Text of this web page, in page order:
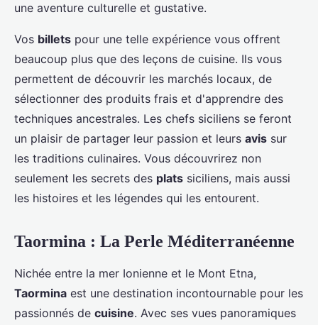
une aventure culturelle et gustative.
Vos billets pour une telle expérience vous offrent
beaucoup plus que des leçons de cuisine. Ils vous
permettent de découvrir les marchés locaux, de
sélectionner des produits frais et d'apprendre des
techniques ancestrales. Les chefs siciliens se feront
un plaisir de partager leur passion et leurs avis sur
les traditions culinaires. Vous découvrirez non
seulement les secrets des plats siciliens, mais aussi
les histoires et les légendes qui les entourent.
Taormina : La Perle Méditerranéenne
Nichée entre la mer Ionienne et le Mont Etna,
Taormina est une destination incontournable pour les
passionnés de cuisine. Avec ses vues panoramiques